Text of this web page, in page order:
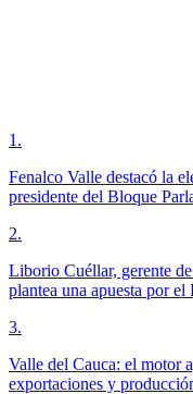
1 .
Fenalco Valle destacó la
presidente del Bloque
2.
Liborio Cuéllar, gerente
plantea una apuesta por
3.
Valle del Cauca: el motor
exportaciones y